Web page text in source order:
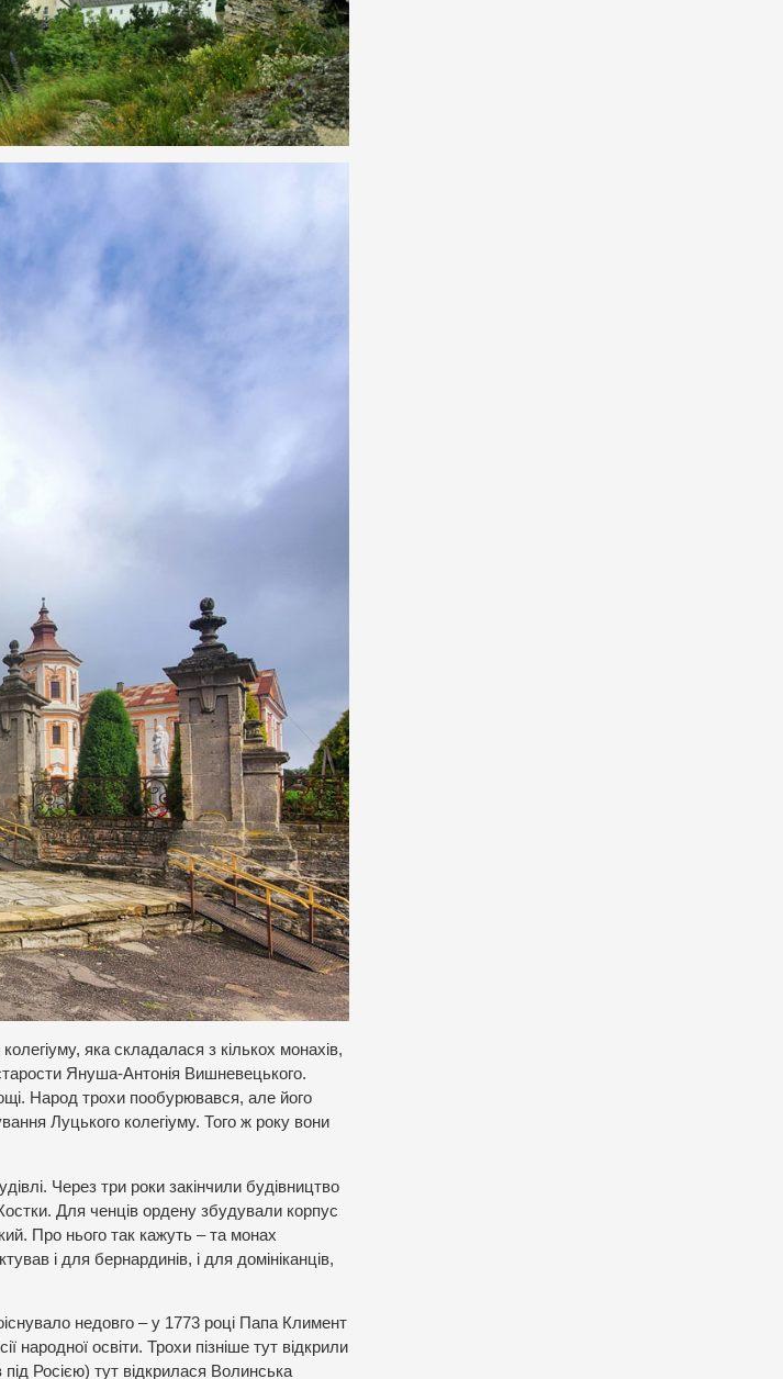
яка складалася з кількох монахів,
Януша-Антонія Вишневецького.
Народ трохи пообурювався, але його
Луцького колегіуму. Того ж року вони
Через три роки закінчили будівництво
Для ченців ордену збудували корпус
Про нього так кажуть – та монах
і для бернардинів, і для домініканців,
недовго – у 1773 році Папа Климент
народної освіти. Трохи пізніше тут відкрили
Росією) тут відкрилася Волинська